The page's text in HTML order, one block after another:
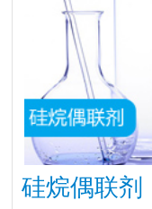
硅烷偶联剂